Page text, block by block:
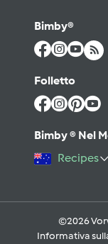
Bimby®
Folletto
Bimby ® Nel
Recipes
©2026
Informativa